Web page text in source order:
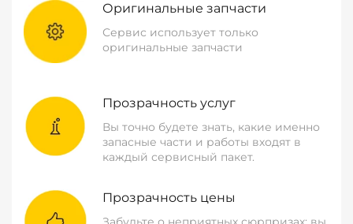
Оригинальные запчасти
Сервис использует только
оригинальные запчасти
Прозрачность услуг
Вы точно будете знать, какие именно
запасные части и работы входят в
каждый сервисный пакет.
Прозрачность цены